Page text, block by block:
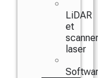
LiDAR
et
scanner
laser